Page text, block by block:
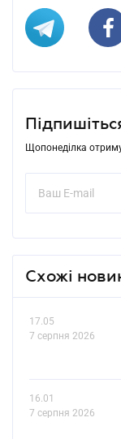
Щопонеділка
Схожі
17.05
7 серпня 2026
16.01
7 серпня 2026